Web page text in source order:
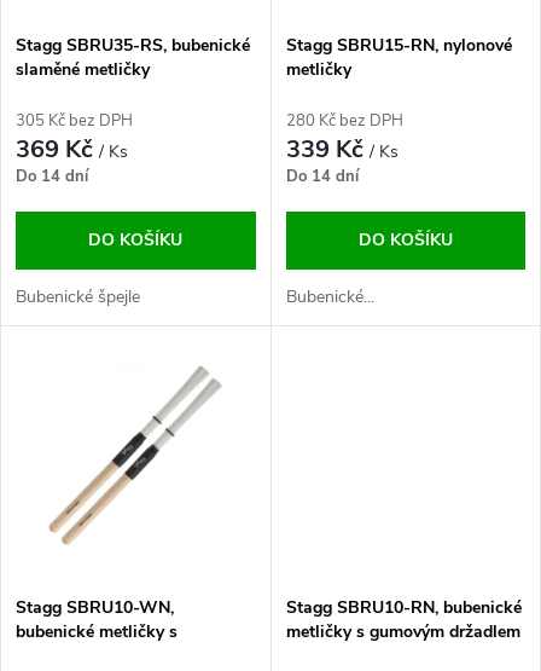
p
r
o
u
s
p
r
o
d
u
Stagg SBRU35-RS, bubenické
slaměné metličky
305 Kč bez DPH
369 Kč/ Ks
Do 14 dní
DO KOŠÍKU
Bubenické špejle
Stagg SBRU15-RN, nylonové
metličky
280 Kč bez DPH
339 Kč/ Ks
Do 14 dní
DO KOŠÍKU
Bubenické...
Stagg SBRU10-WN,
bubenické metličky s
Stagg SBRU10-RN, bubenické
metličky s gumovým držadlem